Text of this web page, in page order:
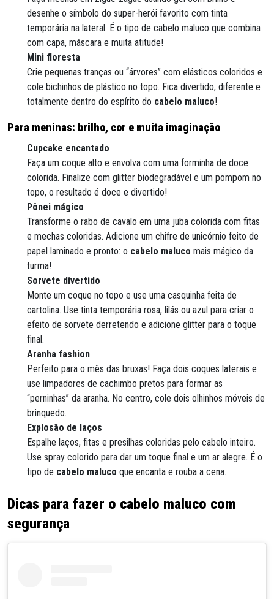
desenhe o símbolo do super-herói favorito com tinta
temporária na lateral. É o tipo de cabelo maluco que combina
com capa, máscara e muita atitude!
Mini floresta
Crie pequenas tranças ou “árvores” com elásticos coloridos e
cole bichinhos de plástico no topo. Fica divertido, diferente e
totalmente dentro do espírito do cabelo maluco!
Para meninas: brilho, cor e muita imaginação
Cupcake encantado
Faça um coque alto e envolva com uma forminha de doce
colorida. Finalize com glitter biodegradável e um pompom no
topo, o resultado é doce e divertido!
Pônei mágico
Transforme o rabo de cavalo em uma juba colorida com fitas
e mechas coloridas. Adicione um chifre de unicórnio feito de
papel laminado e pronto: o cabelo maluco mais mágico da
turma!
Sorvete divertido
Monte um coque no topo e use uma casquinha feita de
cartolina. Use tinta temporária rosa, lilás ou azul para criar o
efeito de sorvete derretendo e adicione glitter para o toque
final.
Aranha fashion
Perfeito para o mês das bruxas! Faça dois coques laterais e
use limpadores de cachimbo pretos para formar as
“perninhas” da aranha. No centro, cole dois olhinhos móveis de
brinquedo.
Explosão de laços
Espalhe laços, fitas e presilhas coloridas pelo cabelo inteiro.
Use spray colorido para dar um toque final e um ar alegre. É o
tipo de cabelo maluco que encanta e rouba a cena.
Dicas para fazer o cabelo maluco com
segurança